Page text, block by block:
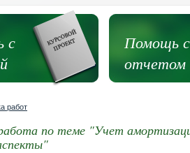
с
Помощь с
отчетом
работ
по теме "Учет